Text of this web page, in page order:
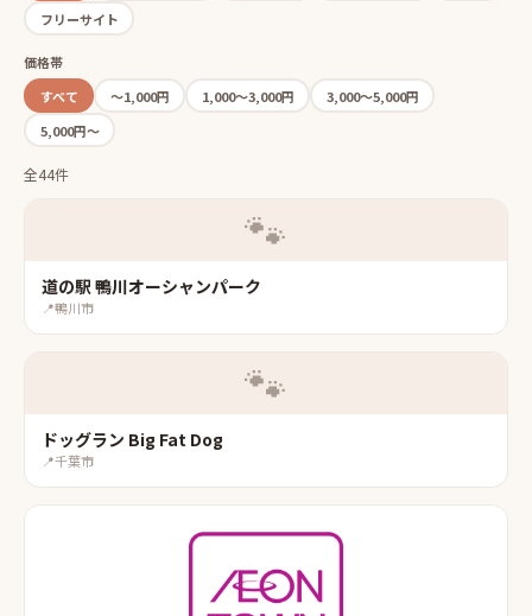
フリーサイト
価格帯
すべて
〜1,000円 1,000〜3,000円
3,000〜5,000円
5,000円〜
全44件
🐾
道の駅 鴨川オーシャンパーク
📍鴨川市
🐾
ドッグラン Big Fat Dog
📍千葉市